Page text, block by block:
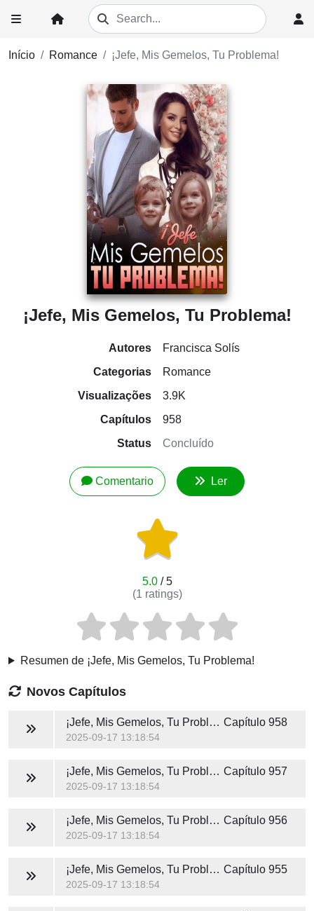
Início Romance ¡Jefe, Mis Gemelos, Tu Problema!
¡Jefe, Mis Gemelos, Tu Problema!
Autores
Francisca Solís
Categorias
Romance
Visualizações
3.9K
Capítulos
958
Status
Concluído
Comentario Ler
5.0/ 5
(1 ratings)
Resumen de ¡Jefe, Mis Gemelos, Tu Problema!
Novos Capítulos
¡Jefe, Mis Gemelos, Tu Problema! Capítulo 958
2025-09-17 13:18:54
¡Jefe, Mis Gemelos, Tu Problema! Capítulo 957
2025-09-17 13:18:54
¡Jefe, Mis Gemelos, Tu Problema! Capítulo 956
2025-09-17 13:18:54
¡Jefe, Mis Gemelos, Tu Problema! Capítulo 955
2025-09-17 13:18:54